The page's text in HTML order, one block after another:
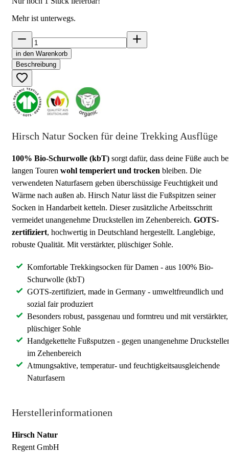
Mehr ist unterwegs.
in den Warenkorb
Beschreibung
Hirsch Natur Socken für deine Trekking Ausflüge
100% Bio-Schurwolle (kbT) sorgt dafür, dass deine Füße auch
langen Touren wohl temperiert und trocken bleiben. Die
verwendeten Naturfasern geben überschüssige Feuchtigkeit und
Wärme nach außen ab. Hirsch Natur lässt die Fußspitzen seiner
Socken in Handarbeit ketteln. Dieser zusätzliche Arbeitsschritt
vermeidet unangenehme Druckstellen im Zehenbereich. GOTS-
zertifiziert, hochwertig in Deutschland hergestellt. Langlebige,
robuste Qualität. Mit verstärkter, plüschiger Sohle.
Komfortable Trekkingsocken für Damen - aus 100% Bio-
Schurwolle (kbT)
GOTS-zertifiziert, made in Germany - umweltfreundlich und
sozial fair produziert
Besonders robust, passgenau und formtreu und mit verstärkter,
plüschiger Sohle
Handgekettelte Fußsputzen - gegen unangenehme
im Zehenbereich
Atmungsaktive, temperatur- und feuchtigkeitsausgleichende
Naturfasern
Herstellerinformationen
Hirsch Natur
Regent GmbH